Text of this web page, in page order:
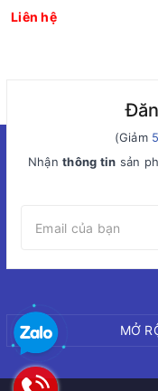
Liên hệ
(Giảm
Nhậnthông tin sản
MỞ